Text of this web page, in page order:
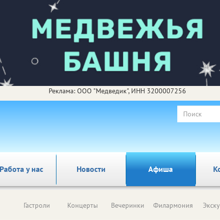
Реклама: ООО "Медведик", ИНН 3200007256
у нас Новости Афиша
Гастроли Концерты Вечеринки Филармония